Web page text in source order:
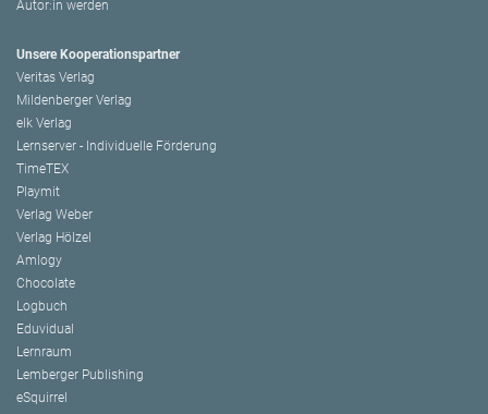
Autor:in werden
Unsere Kooperationspartner
Veritas Verlag
Mildenberger Verlag
elk Verlag
Lernserver - Individuelle Förderung
TimeTEX
Playmit
Verlag Weber
Verlag Hölzel
Amlogy
Chocolate
Logbuch
Eduvidual
Lernraum
Lemberger Publishing
eSquirrel